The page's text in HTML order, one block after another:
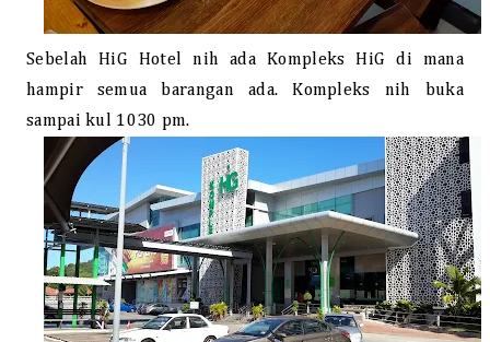
Sebelah HiG Hotel nih ada Kompleks HiG di mana
hampir semua barangan ada. Kompleks nih buka
sampai kul 1030 pm.